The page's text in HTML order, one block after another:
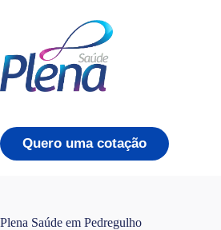
conteúdo
Quero uma cotação
Plena Saúde em Pedregulho